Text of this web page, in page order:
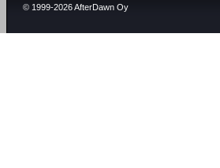
© 1999-2026 AfterDawn Oy